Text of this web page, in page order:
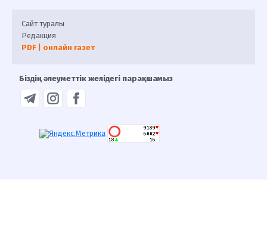
Сайт туралы
Редакция
PDF | онлайн газет
Біздің әлеуметтік желідегі парақшамыз